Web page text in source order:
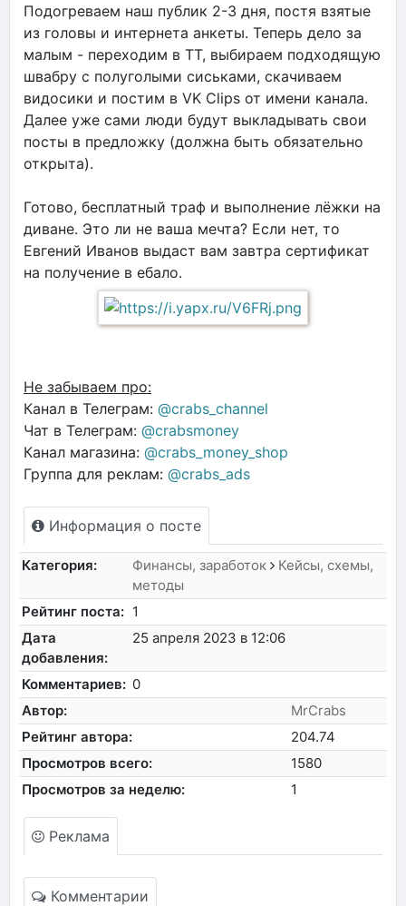
Подогреваем наш публик 2-3 дня, постя взятые
из головы и интернета анкеты. Теперь дело за
малым - переходим в ТТ, выбираем подходящую
швабру с полуголыми сиськами, скачиваем
видосики и постим в VK Clips от имени канала.
Далее уже сами люди будут выкладывать свои
посты в предложку (должна быть обязательно
открыта).
Готово, бесплатный траф и выполнение лёжки на
диване. Это ли не ваша мечта? Если нет, то
Евгений Иванов выдаст вам завтра сертификат
на получение в ебало.
Не забываем про:
Канал в Телеграм: @crabs_channel
Чат в Телеграм: @crabsmoney
Канал магазина: @crabs_money_shop
Группа для реклам: @crabs_ads
Информация о посте
Категория: Финансы, заработок
Кейсы, схемы,
методы
Рейтинг поста: 1
Дата
добавления:
25 апреля 2023 в 12:06
Комментариев: 0
Автор:
MrCrabs
Рейтинг автора:
204.74
Просмотров всего:
1580
Просмотров за неделю:
1
Реклама
Комментарии